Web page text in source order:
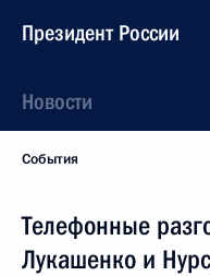
Президент России
Новости
События
Телефонные
Лукашенко и